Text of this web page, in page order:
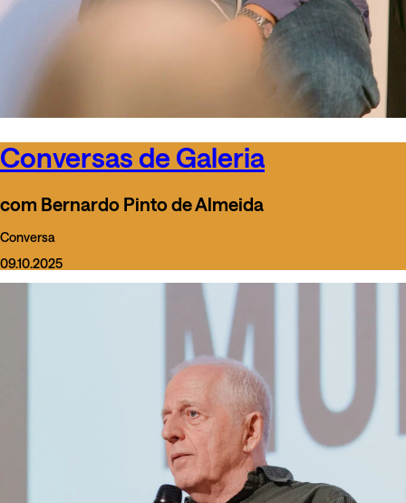
Conversas de Galeria
com Bernardo Pinto de Almeida
Conversa
09.10.2025